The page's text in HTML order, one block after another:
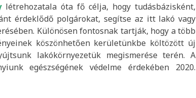
létrehozatala óta fő célja, hogy tudásbázisként,
érdeklődő polgárokat, segítse az itt lakó vagy
Különösen fontosnak tartják, hogy a több
köszönhetően kerületünkbe költözött új
lakókörnyezetük megismerése terén. A
egészségének védelme érdekében 2020.